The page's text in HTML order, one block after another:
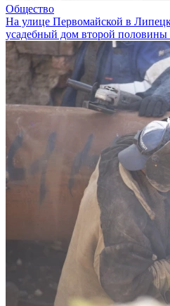
Общество
На улице Первомайской в
усадебный дом второй половины